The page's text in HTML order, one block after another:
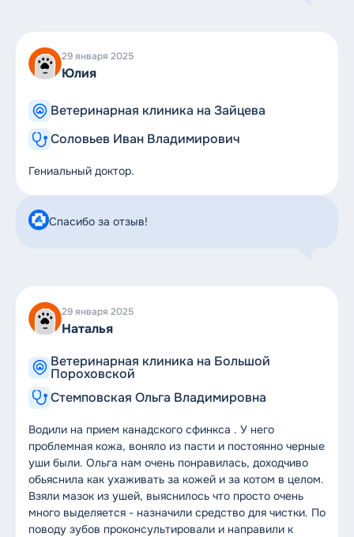
29 января 2025
Юлия
Ветеринарная клиника на Зайцева
Соловьев Иван Владимирович
Гениальный доктор.
Спасибо за отзыв!
29 января 2025
Наталья
Ветеринарная клиника на Большой
Пороховской
Стемповская Ольга Владимировна
Водили на прием канадского сфинкса . У него
проблемная кожа, воняло из пасти и постоянно черные
уши были. Ольга нам очень понравилась, доходчиво
обьяснила как ухаживать за кожей и за котом в целом.
Взяли мазок из ушей, выяснилось что просто очень
много выделяется - назначили средство для чистки. По
поводу зубов проконсультировали и направили к